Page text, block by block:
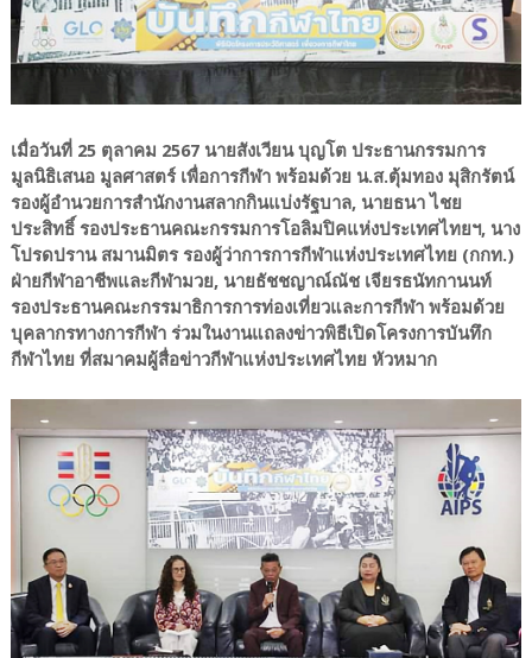
เมื่อวันที่ 25 ตุลาคม 2567 นายสังเวียน บุญโต ประธานกรรมการ
มูลนิธิเสนอ มูลศาสตร์ เพื่อการกีฬา พร้อมด้วย น.ส.ตุ้มทอง มุสิกรัตน์
รองผู้อำนวยการสำนักงานสลากกินแบ่งรัฐบาล, นายธนา ไชย
ประสิทธิ์ รองประธานคณะกรรมการโอลิมปิคแห่งประเทศไทยฯ, นาง
โปรดปราน สมานมิตร รองผู้ว่าการการกีฬาแห่งประเทศไทย (กกท.)
ฝ่ายกีฬาอาชีพและกีฬามวย, นายธัชชญาณ์ณัช เจียรธนัทกานนท์
รองประธานคณะกรรมาธิการการท่องเที่ยวและการกีฬา พร้อมด้วย
บุคลากรทางการกีฬา ร่วมในงานแถลงข่าวพิธีเปิดโครงการบันทึก
กีฬาไทย ที่สมาคมผู้สื่อข่าวกีฬาแห่งประเทศไทย หัวหมาก